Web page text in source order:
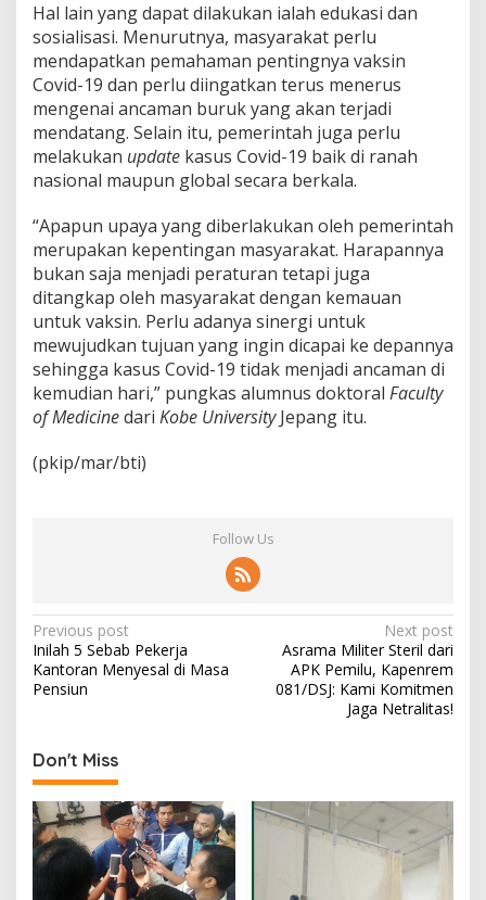
Hal lain yang dapat dilakukan ialah edukasi dan
sosialisasi. Menurutnya, masyarakat perlu
mendapatkan pemahaman pentingnya vaksin
Covid-19 dan perlu diingatkan terus menerus
mengenai ancaman buruk yang akan terjadi
mendatang. Selain itu, pemerintah juga perlu
melakukan update kasus Covid-19 baik di ranah
nasional maupun global secara berkala.
“Apapun upaya yang diberlakukan oleh pemerintah
merupakan kepentingan masyarakat. Harapannya
bukan saja menjadi peraturan tetapi juga
ditangkap oleh masyarakat dengan kemauan
untuk vaksin. Perlu adanya sinergi untuk
mewujudkan tujuan yang ingin dicapai ke depannya
sehingga kasus Covid-19 tidak menjadi ancaman di
kemudian hari,” pungkas alumnus doktoral Faculty
of Medicinedari Kobe UniversityJepang itu.
(pkip/mar/bti)
Follow Us
P
o
s
n
a
v
i
g
Previous post
Inilah 5 Sebab Pekerja
Kantoran Menyesal di Masa
Pensiun
Next post
Asrama Militer Steril dari
APK Pemilu, Kapenrem
081/DSJ: Kami Komitmen
Jaga Netralitas!
Don't Miss